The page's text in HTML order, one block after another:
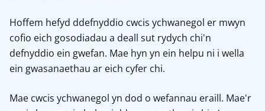
Hoffem hefyd ddefnyddio cwcis ychwanegol er mwyn
cofio eich gosodiadau a deall sut rydych chi'n
defnyddio ein gwefan. Mae hyn yn ein helpu ni i wella
ein gwasanaethau ar eich cyfer chi.
Mae cwcis ychwanegol yn dod o wefannau eraill. Mae'r